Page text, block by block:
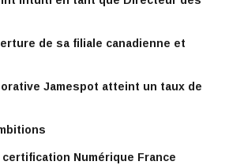
de sa filiale canadienne et
Jamespot atteint un taux de
Numérique France